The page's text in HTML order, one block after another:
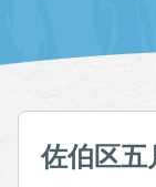
佐伯区五